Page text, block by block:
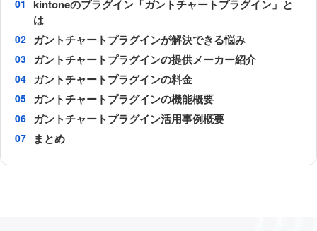
kintoneのプラグイン「ガントチャートプラグイン」と
は
ガントチャートプラグインが解決できる悩み
ガントチャートプラグインの提供メーカー紹介
ガントチャートプラグインの料金
ガントチャートプラグインの機能概要
ガントチャートプラグイン活用事例概要
まとめ